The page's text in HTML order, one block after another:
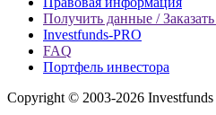
Получить данные /
Investfunds-PRO
FAQ
Портфель инвестора
Copyright © 2003-2026 Investfunds